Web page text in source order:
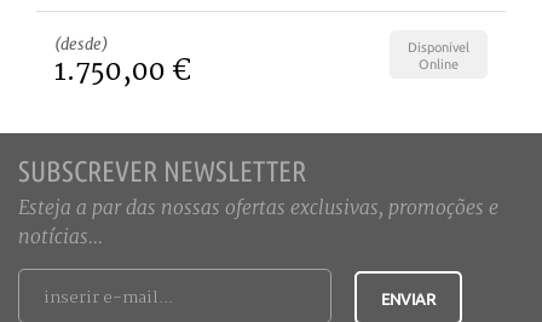
(desde)
1.750,00 €
Disponível
Online
SUBSCREVER NEWSLETTER
Esteja a par das nossas ofertas exclusivas, promoções e
notícias...